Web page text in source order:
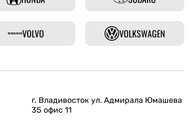
VOLVO VOLKSWAGEN
г. Владивосток ул. Адмирала Юмашева
35 офис 11